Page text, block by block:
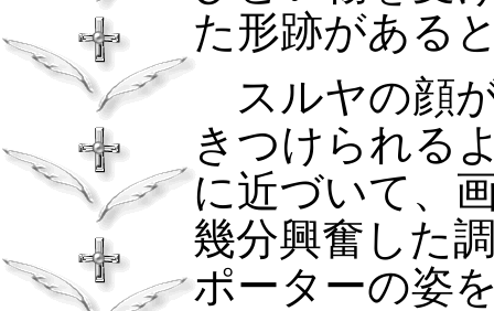
た形跡がある
スルヤの顔
きつけられる
に近づいて、
幾分興奮した
ポーターの姿